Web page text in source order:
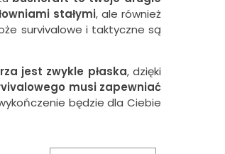
stałymi, ale również
survivalowe i taktyczne są
jest zwykle płaska, dzięki
musi zapewniać
będzie dla Ciebie